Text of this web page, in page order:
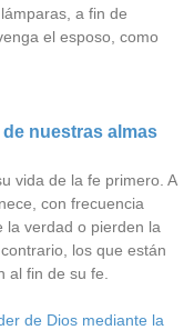
a fin de
el esposo, como
nuestras almas
vida de la fe primero. A
con frecuencia
la verdad o pierden la
los que están
al fin de su fe.
de Dios mediante la